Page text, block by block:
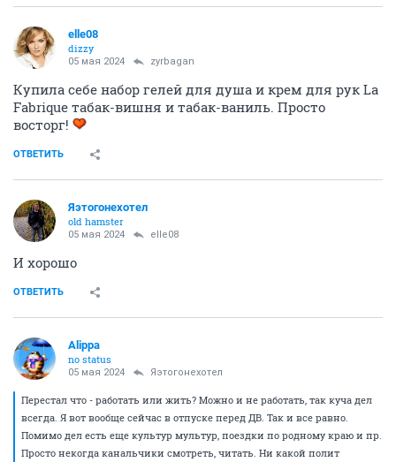
elle08
dizzy
05 мая 2024 zyrbagan
Купила себе набор гелей для душа и крем для рук La
Fabrique табак-вишня и табак-ваниль. Просто
восторг!
ОТВЕТИТЬ
Яэтогонехотел
old hamster
05 мая 2024 elle08
И хорошо
ОТВЕТИТЬ
Alippa
no status
05 мая 2024 Яэтогонехотел
Перестал что - работать или жить? Можно и не работать, так куча дел
всегда. Я вот вообще сейчас в отпуске перед ДВ. Так и все равно.
Помимо дел есть еще культур мультур, поездки по родному краю и пр.
Просто некогда канальчики смотреть, читать. Ни какой полит